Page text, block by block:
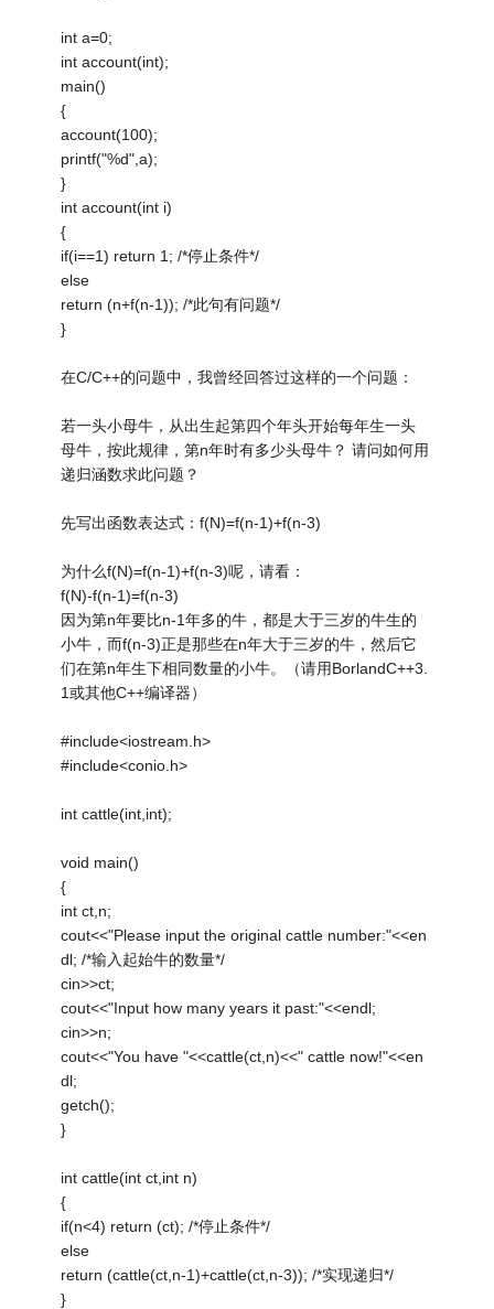
int a=0;
int account(int);
main()
{
account(100);
printf("%d",a);
}
int account(int i)
{
if(i==1) return 1; /*停止条件*/
else
return (n+f(n-1)); /*此句有问题*/
}
在C/C++的问题中，我曾经回答过这样的一个问题：
若一头小母牛，从出生起第四个年头开始每年生一头
母牛，按此规律，第n年时有多少头母牛？ 请问如何用
递归涵数求此问题？
先写出函数表达式：f(N)=f(n-1)+f(n-3)
为什么f(N)=f(n-1)+f(n-3)呢，请看：
f(N)-f(n-1)=f(n-3)
因为第n年要比n-1年多的牛，都是大于三岁的牛生的
小牛，而f(n-3)正是那些在n年大于三岁的牛，然后它
们在第n年生下相同数量的小牛。（请用BorlandC++3.
1或其他C++编译器）
#include<iostream.h>
#include<conio.h>
int cattle(int,int);
void main()
{
int ct,n;
cout<<"Please input the original cattle number:"<<en
dl; /*输入起始牛的数量*/
cin>>ct;
cout<<"Input how many years it past:"<<endl;
cin>>n;
cout<<"You have "<<cattle(ct,n)<<" cattle now!"<<en
dl;
getch();
}
int cattle(int ct,int n)
{
if(n<4) return (ct); /*停止条件*/
else
return (cattle(ct,n-1)+cattle(ct,n-3)); /*实现递归*/
}